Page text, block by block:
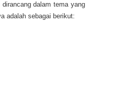
dalam tema yang
adalah sebagai berikut: